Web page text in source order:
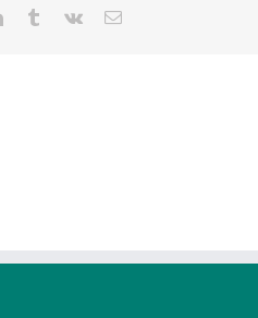
LinkedInTumblrVk
E-